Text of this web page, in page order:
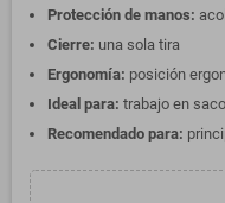
Protección de manos:
Cierre: una sola tira
Ergonomía: posición
Ideal para: trabajo en
Recomendado para: